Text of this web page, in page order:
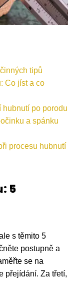
tipů
Co jíst a co
hubnutí po porodu
a spánku
procesu hubnutí
5
s těmito 5
postupně a
se na
přejídání. Za třetí,